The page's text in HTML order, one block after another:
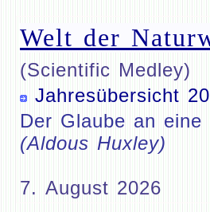
Welt der
(Scientific Medley)
Jahresübersicht
Der Glaube an
(Aldous Huxley)
7. August 2026